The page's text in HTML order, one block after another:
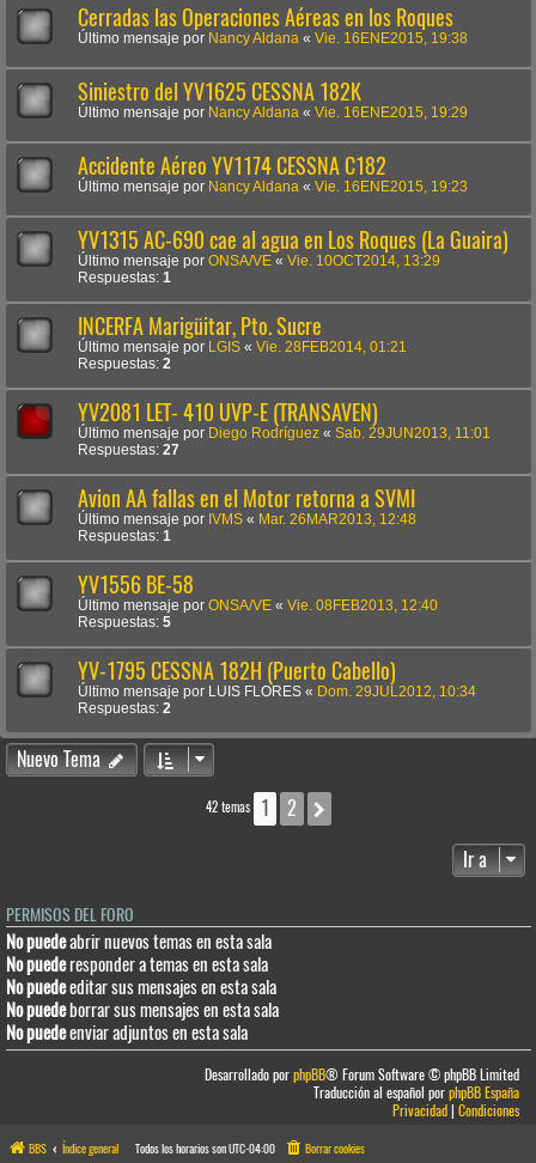
Cerradas las Operaciones Aéreas en los Roques
Último mensaje por Nancy Aldana « Vie. 16ENE2015, 19:38
Siniestro del YV1625 CESSNA 182K
Último mensaje por Nancy Aldana « Vie. 16ENE2015, 19:29
Accidente Aéreo YV1174 CESSNA C182
Último mensaje por Nancy Aldana « Vie. 16ENE2015, 19:23
YV1315 AC-690 cae al agua en Los Roques (La Guaira)
Último mensaje por ONSA/VE « Vie. 10OCT2014, 13:29
Respuestas: 1
INCERFA Marigüitar, Pto. Sucre
Último mensaje por LGIS « Vie. 28FEB2014, 01:21
Respuestas: 2
YV2081 LET- 410 UVP-E (TRANSAVEN)
Último mensaje por Diego Rodríguez « Sab. 29JUN2013, 11:01
Respuestas: 27
Avion AA fallas en el Motor retorna a SVMI
Último mensaje por IVMS « Mar. 26MAR2013, 12:48
Respuestas: 1
YV1556 BE-58
Último mensaje por ONSA/VE « Vie. 08FEB2013, 12:40
Respuestas: 5
YV-1795 CESSNA 182H (Puerto Cabello)
Último mensaje por LUIS FLORES « Dom. 29JUL2012, 10:34
Respuestas: 2
Nuevo Tema
42 temas 1 2
Ir a
PERMISOS DEL FORO
No puedeabrir nuevos temas en esta sala
No puederesponder a temas en esta sala
No puedeeditar sus mensajes en esta sala
No puedeborrar sus mensajes en esta sala
No puedeenviar adjuntos en esta sala
Desarrollado porphpBB® Forum Software © phpBB Limited
Traducción al español porphpBB España
Privacidad|Condiciones
BBS Índice general Todos los horarios sonUTC-04:00 Borrar cookies